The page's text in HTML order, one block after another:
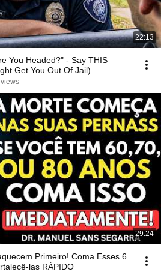
22:13
You Headed?" - Say THIS
Get You Out Of Jail)
29:24
Primeiro! Coma Esses 6
las RÁPIDO